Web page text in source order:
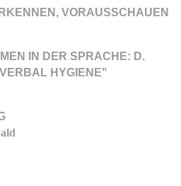
VORAUSSCHAUEN
IN DER SPRACHE: D.
HYGIENE"